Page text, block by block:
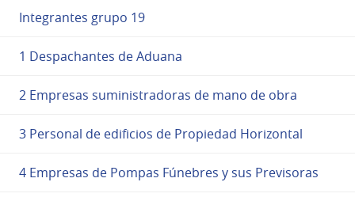
Integrantes grupo 19
1 Despachantes de Aduana
2 Empresas suministradoras de mano de obra
3 Personal de edificios de Propiedad Horizontal
4 Empresas de Pompas Fúnebres y sus Previsoras